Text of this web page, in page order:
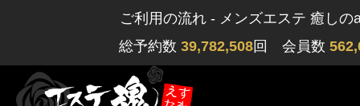
ご利用の流れ - メンズエステ 癒しの
総予約数 39,782,508回 会員数